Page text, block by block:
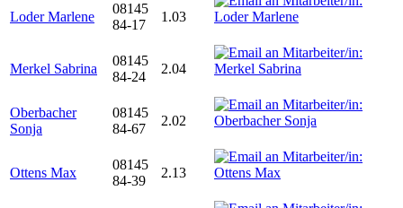
Loder Marlene
08145
84-17
1.03
Merkel Sabrina
08145
84-24
2.04
Oberbacher
Sonja
08145
84-67
2.02
Ottens Max
08145
84-39
2.13